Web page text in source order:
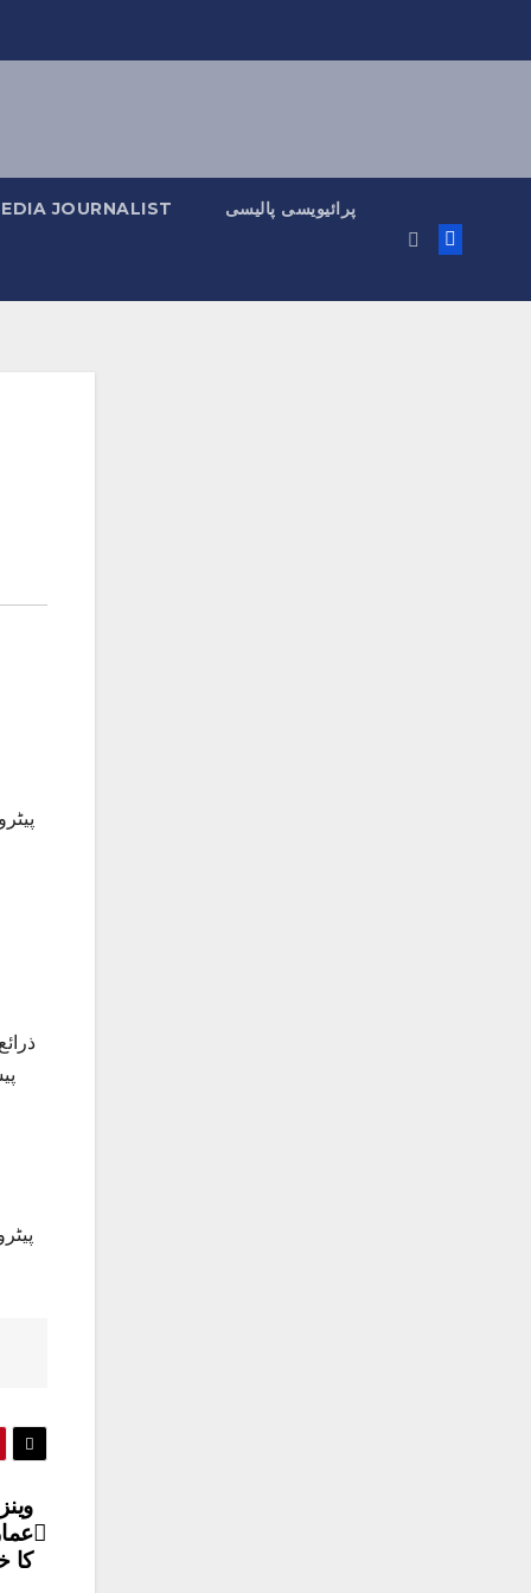
JOURNALIST پرائیویسی پالیسی
کا